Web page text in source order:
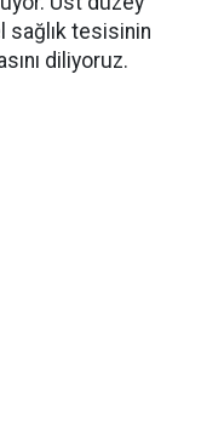
sağlık tesisinin
diliyoruz.